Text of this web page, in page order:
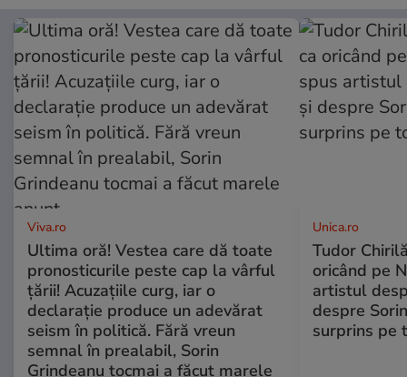
Viva.ro
Ultima oră! Vestea care dă toate
pronosticurile peste cap la vârful
țării! Acuzațiile curg, iar o
declarație produce un adevărat
seism în politică. Fără vreun
semnal în prealabil, Sorin
Grindeanu tocmai a făcut marele
Unica.ro
Tudor
oricând pe
artistul
despre
surprins pe